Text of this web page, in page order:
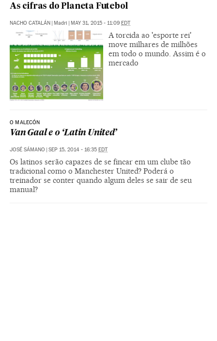
As cifras do Planeta Futebol
NACHO CATALÁN | Madri | MAY 31, 2015 - 11:09 EDT
A torcida ao 'esporte rei'
move milhares de milhões
em todo o mundo. Assim é o
mercado
O MALECÓN
Van Gaal e o ‘Latin United’
JOSÉ SÁMANO | SEP 15, 2014 - 16:35 EDT
Os latinos serão capazes de se fincar em um clube tão
tradicional como o Manchester United? Poderá o
treinador se conter quando algum deles se sair de seu
manual?